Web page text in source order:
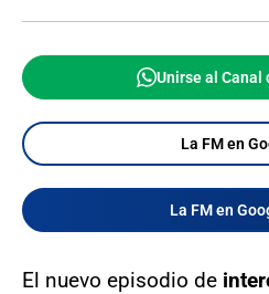
Unirse al Canal
La FM en
La FM en
El nuevo episodio de